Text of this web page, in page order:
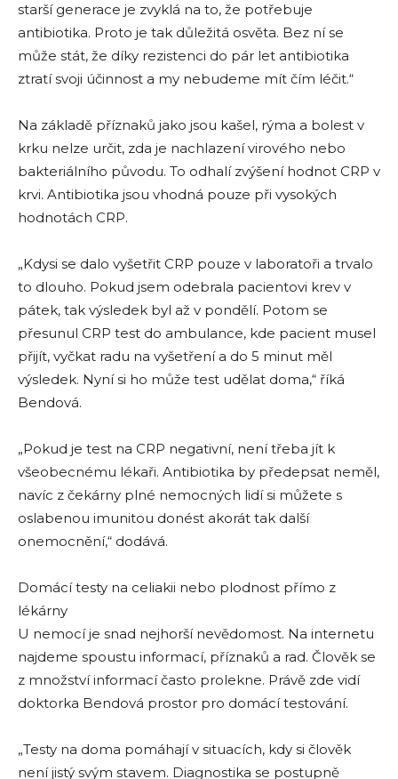
starší generace je zvyklá na to, že potřebuje
antibiotika. Proto je tak důležitá osvěta. Bez ní se
může stát, že díky rezistenci do pár let antibiotika
ztratí svoji účinnost a my nebudeme mít čím léčit.“
Na základě příznaků jako jsou kašel, rýma a bolest v
krku nelze určit, zda je nachlazení virového nebo
bakteriálního původu. To odhalí zvýšení hodnot CRP v
krvi. Antibiotika jsou vhodná pouze při vysokých
hodnotách CRP.
„Kdysi se dalo vyšetřit CRP pouze v laboratoři a trvalo
to dlouho. Pokud jsem odebrala pacientovi krev v
pátek, tak výsledek byl až v pondělí. Potom se
přesunul CRP test do ambulance, kde pacient musel
přijít, vyčkat radu na vyšetření a do 5 minut měl
výsledek. Nyní si ho může test udělat doma,“ říká
Bendová.
„Pokud je test na CRP negativní, není třeba jít k
všeobecnému lékaři. Antibiotika by předepsat neměl,
navíc z čekárny plné nemocných lidí si můžete s
oslabenou imunitou donést akorát tak další
onemocnění,“ dodává.
Domácí testy na celiakii nebo plodnost přímo z
lékárny
U nemocí je snad nejhorší nevědomost. Na internetu
najdeme spoustu informací, příznaků a rad. Člověk se
z množství informací často prolekne. Právě zde vidí
doktorka Bendová prostor pro domácí testování.
„Testy na doma pomáhají v situacích, kdy si člověk
není jistý svým stavem. Diagnostika se postupně